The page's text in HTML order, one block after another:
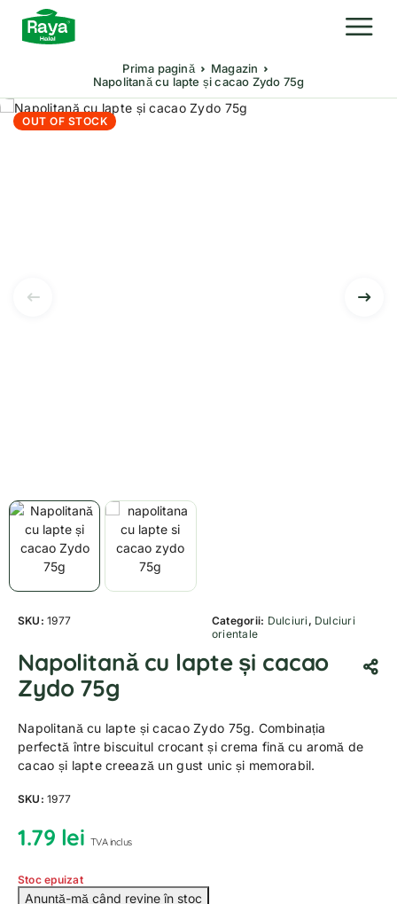
Prima pagină
Magazin
Napolitană cu lapte și cacao Zydo 75g
OUT OF STOCK
SKU:1977 Categorii: Dulciuri , Dulciuri
orientale
Napolitană cu lapte și cacao
Zydo 75g
Napolitană cu lapte și cacao Zydo 75g. Combinația
perfectă între biscuitul crocant și crema fină cu aromă de
cacao și lapte creează un gust unic și memorabil.
SKU:1977
1.79 lei TVA inclus
Stoc epuizat